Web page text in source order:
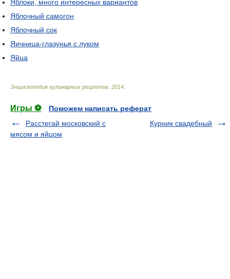
Яблоки, много интересных вариантов
Яблочный самогон
Яблочный сок
Яичница-глазунья с луком
Яйца
Энциклопедия кулинарных рецептов 2014
Игры ⚽
Поможем написать реферат
Расстегай московский с
мясом и яйцом
Курник свадебный